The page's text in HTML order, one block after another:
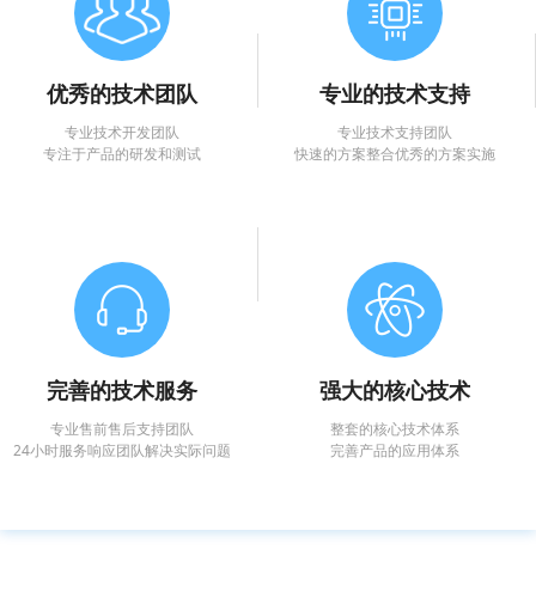
专业技术开发团队
专注于产品的研发和测试
优秀的技术团队
专业技术支持团队
快速的方案整合优秀的方案实施
专业的技术支持
专业售前售后支持团队
24小时服务响应团队解决实际问题
完善的技术服务
整套的核心技术体系
完善产品的应用体系
强大的核心技术